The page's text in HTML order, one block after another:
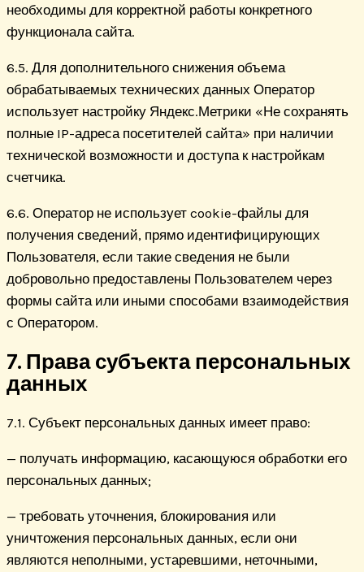
необходимы для корректной работы конкретного
функционала сайта.
6.5. Для дополнительного снижения объема
обрабатываемых технических данных Оператор
использует настройку Яндекс.Метрики «Не сохранять
полные IP-адреса посетителей сайта» при наличии
технической возможности и доступа к настройкам
счетчика.
6.6. Оператор не использует cookie-файлы для
получения сведений, прямо идентифицирующих
Пользователя, если такие сведения не были
добровольно предоставлены Пользователем через
формы сайта или иными способами взаимодействия
с Оператором.
7. Права субъекта персональных
данных
7.1. Субъект персональных данных имеет право:
— получать информацию, касающуюся обработки его
персональных данных;
— требовать уточнения, блокирования или
уничтожения персональных данных, если они
являются неполными, устаревшими, неточными,